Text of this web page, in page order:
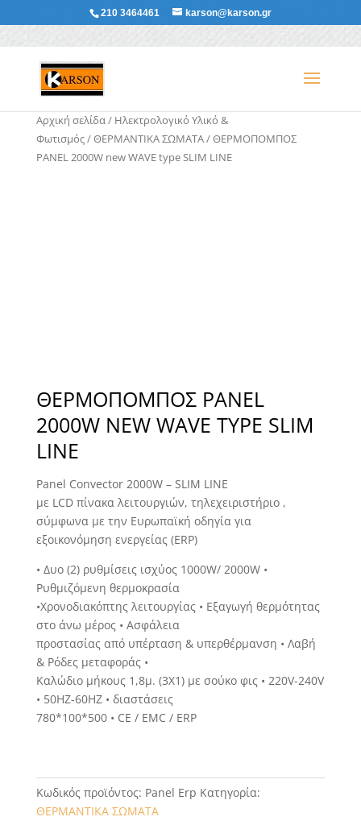
210 3464461 karson@karson.gr
Αρχική σελίδα/ Ηλεκτρολογικό Υλικό &
Φωτισμός/ΘΕΡΜΑΝΤΙΚΑ ΣΩΜΑΤΑ/ ΘΕΡΜΟΠΟΜΠΟΣ
PANEL 2000W new WAVE type SLIM LINE
ΘΕΡΜΟΠΟΜΠΟΣ PANEL
2000W NEW WAVE TYPE SLIM
LINE
Panel Convector 2000W – SLIM LINE
με LCD πίνακα λειτουργιών, τηλεχειριστήριο ,
σύμφωνα με την Ευρωπαϊκή οδηγία για
εξοικονόμηση ενεργείας (ERP)
• Δυο (2) ρυθμίσεις ισχύος 1000W/ 2000W •
Ρυθμιζόμενη θερμοκρασία
•Χρονοδιακόπτης λειτουργίας • Εξαγωγή θερμότητας
στο άνω μέρος • Ασφάλεια
προστασίας από υπέρταση & υπερθέρμανση • Λαβή
& Ρόδες μεταφοράς •
Καλώδιο μήκους 1,8μ. (3Χ1) με σούκο φις • 220V-240V
• 50HZ-60HZ • διαστάσεις
780*100*500 • CE / EMC / ERP
Κωδικός προϊόντος: Panel Erp Κατηγορία:
ΘΕΡΜΑΝΤΙΚΑ ΣΩΜΑΤΑ